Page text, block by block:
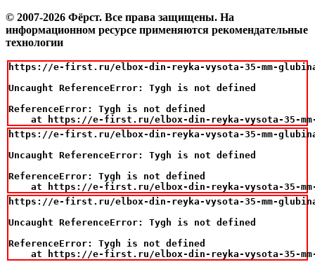
© 2007-2026 Фёрст. Все права защищены. На
информационном ресурсе применяются рекомендательные
технологии
https://e-first.ru/elbox-din-reyka-vysota-35-mm-glubina-
Uncaught ReferenceError: Tygh is not defined
ReferenceError: Tygh is not defined
at https://e-first.ru/elbox-din-reyka-vysota-35-
https://e-first.ru/elbox-din-reyka-vysota-35-mm-glubina-
Uncaught ReferenceError: Tygh is not defined
ReferenceError: Tygh is not defined
at https://e-first.ru/elbox-din-reyka-vysota-35-
https://e-first.ru/elbox-din-reyka-vysota-35-mm-glubina-
Uncaught ReferenceError: Tygh is not defined
ReferenceError: Tygh is not defined
at https://e-first.ru/elbox-din-reyka-vysota-35-